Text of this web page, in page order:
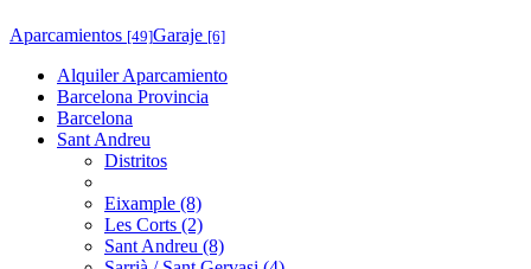
Aparcamientos [49]Garaje [6]
Alquiler Aparcamiento
Barcelona Provincia
Barcelona
Sant Andreu
Distritos
Eixample (8)
Les Corts (2)
Sant Andreu (8)